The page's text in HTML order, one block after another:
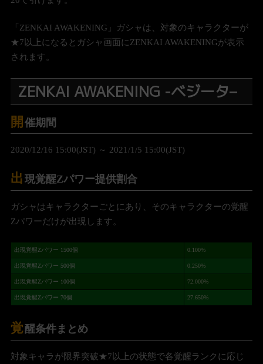
「ZENKAI AWAKENING」ガシャは、対象のキャラクターが
★7以上になるとガシャ画面にZENKAI AWAKENINGが表示
されます。
ZENKAI AWAKENING -ベジータ–
開 催期間
2020/12/16 15:00(JST) ～ 2021/1/5 15:00(JST)
出 現覚醒Zパワー提供割合
ガシャはキャラクターごとにあり、そのキャラクターの覚醒
Zパワーだけが出現します。
出現覚醒Zパワー 1500個 0.100%
出現覚醒Zパワー 500個 0.250%
出現覚醒Zパワー 100個 72.000%
出現覚醒Zパワー 70個 27.650%
覚醒条件まとめ
対象キャラが限界突破★7以上の状態で各覚醒ランクに応じ